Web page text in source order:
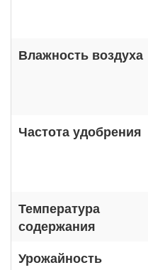
Влажность воздуха
Частота удобрения
Температура
содержания
Урожайность